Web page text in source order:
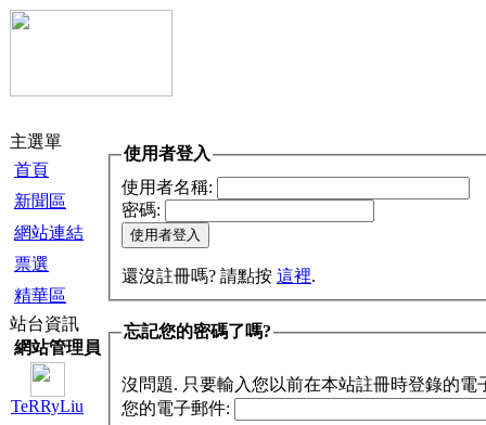
主選單
首頁
新聞區
網站連結
票選
精華區
站台資訊
網站管理員
TeRRyLiu
使用者登入
使用者名稱:
密碼:
還沒註冊嗎? 請點按 這裡.
忘記您的密碼了嗎?
沒問題. 只要輸入您以前在本站註冊時登錄的電
您的電子郵件: